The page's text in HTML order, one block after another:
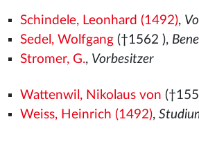
Schindele, Leonhard (1492),
Sedel, Wolfgang(†1562 ),
Stromer, G., Vorbesitzer
Wattenwil, Nikolaus von
Weiss, Heinrich (1492),